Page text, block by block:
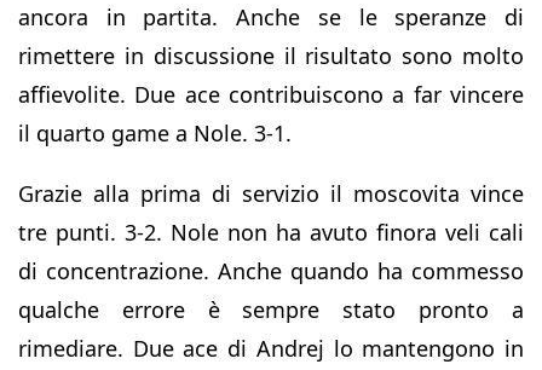
ancora in partita. Anche se le speranze di
rimettere in discussione il risultato sono molto
affievolite. Due ace contribuiscono a far vincere
il quarto game a Nole. 3-1.
Grazie alla prima di servizio il moscovita vince
tre punti. 3-2. Nole non ha avuto finora veli cali
di concentrazione. Anche quando ha commesso
qualche errore è sempre stato pronto a
rimediare. Due ace di Andrej lo mantengono in